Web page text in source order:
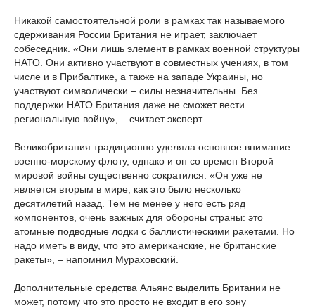
Никакой самостоятельной роли в рамках так называемого
сдерживания России Британия не играет, заключает
собеседник. «Они лишь элемент в рамках военной структуры
НАТО. Они активно участвуют в совместных учениях, в том
числе и в Прибалтике, а также на западе Украины, но
участвуют символически – силы незначительны. Без
поддержки НАТО Британия даже не сможет вести
региональную войну», – считает эксперт.
Великобритания традиционно уделяла основное внимание
военно-морскому флоту, однако и он со времен Второй
мировой войны существенно сократился. «Он уже не
является вторым в мире, как это было несколько
десятилетий назад. Тем не менее у него есть ряд
компонентов, очень важных для обороны страны: это
атомные подводные лодки с баллистическими ракетами. Но
надо иметь в виду, что это американские, не британские
ракеты», – напомнил Мураховский.
Дополнительные средства Альянс выделить Британии не
может, потому что это просто не входит в его зону